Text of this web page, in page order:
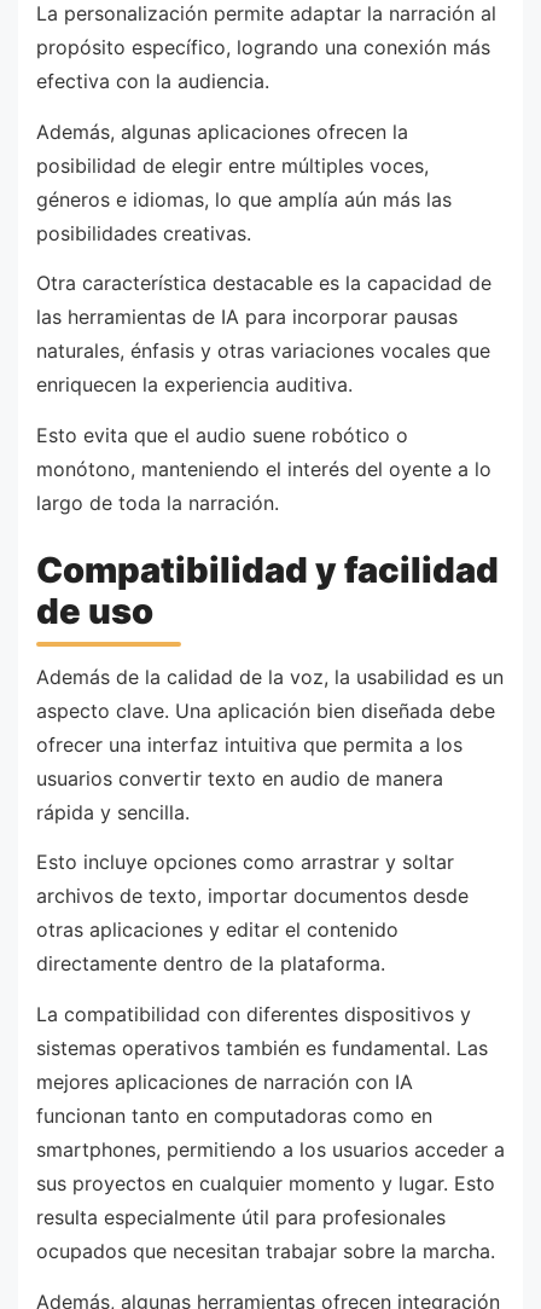
La personalización permite adaptar la narración al
propósito específico, logrando una conexión más
efectiva con la audiencia.
Además, algunas aplicaciones ofrecen la
posibilidad de elegir entre múltiples voces,
géneros e idiomas, lo que amplía aún más las
posibilidades creativas.
Otra característica destacable es la capacidad de
las herramientas de IA para incorporar pausas
naturales, énfasis y otras variaciones vocales que
enriquecen la experiencia auditiva.
Esto evita que el audio suene robótico o
monótono, manteniendo el interés del oyente a lo
largo de toda la narración.
Compatibilidad y facilidad
de uso
Además de la calidad de la voz, la usabilidad es un
aspecto clave. Una aplicación bien diseñada debe
ofrecer una interfaz intuitiva que permita a los
usuarios convertir texto en audio de manera
rápida y sencilla.
Esto incluye opciones como arrastrar y soltar
archivos de texto, importar documentos desde
otras aplicaciones y editar el contenido
directamente dentro de la plataforma.
La compatibilidad con diferentes dispositivos y
sistemas operativos también es fundamental. Las
mejores aplicaciones de narración con IA
funcionan tanto en computadoras como en
smartphones, permitiendo a los usuarios acceder a
sus proyectos en cualquier momento y lugar. Esto
resulta especialmente útil para profesionales
ocupados que necesitan trabajar sobre la marcha.
Además, algunas herramientas ofrecen integración